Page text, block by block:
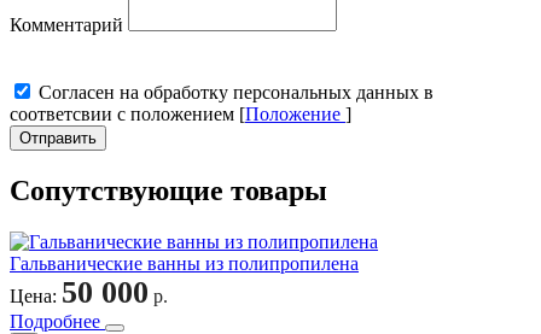
Комментарий
Cогласен на обработку персональных данных в
соответсвии с положением [Положение ]
Отправить
Сопутствующие товары
Гальванические ванны из полипропилена
Цена: 50 000 р.
Подробнее